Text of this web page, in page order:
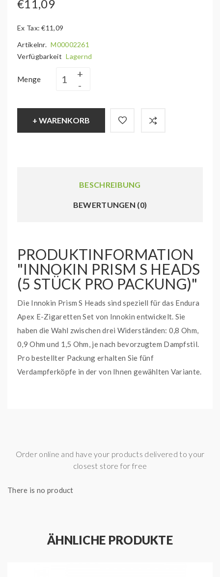
€11,09
Ex Tax: €11,09
Artikelnr. M00002261
Verfügbarkeit Lagernd
Menge
+ WARENKORB
BESCHREIBUNG
BEWERTUNGEN (0)
PRODUKTINFORMATION
"INNOKIN PRISM S HEADS
(5 STÜCK PRO PACKUNG)"
Die Innokin Prism S Heads sind speziell für das Endura
Apex E-Zigaretten Set von Innokin entwickelt. Sie
haben die Wahl zwischen drei Widerständen: 0,8 Ohm,
0,9 Ohm und 1,5 Ohm, je nach bevorzugtem Dampfstil.
Pro bestellter Packung erhalten Sie fünf
Verdampferköpfe in der von Ihnen gewählten Variante.
Widerstand: 0,8 Ohm
Kompatibel mit:
Order online and have your products delivered to your
closest store for free
There is no product
ÄHNLICHE PRODUKTE